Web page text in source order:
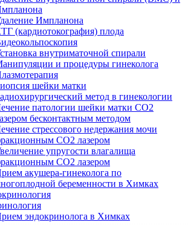
Импланона
(кардиотокография) плода
внутриматочной спирали
и процедуры гинеколога
шейки матки
метод в гинекологии
патологии шейки матки CO2
бесконтактным методом
стрессового недержания мочи
CO2 лазером
упругости влагалища
CO2 лазером
акушера-гинеколога по
беременности в Химках
эндокринолога в Химках